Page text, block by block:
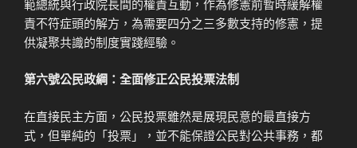
範總統與行政院長間的權責互動，作為修憲前暫時緩解權
責不符症頭的解方，為需要四分之三多數支持的修憲，提
供凝聚共識的制度實踐經驗。
第六號公民政綱：全面修正公民投票法制
在直接民主方面，公民投票雖然是展現民意的最直接方
式，但單純的「投票」，並不能保證公民對公共事務，都